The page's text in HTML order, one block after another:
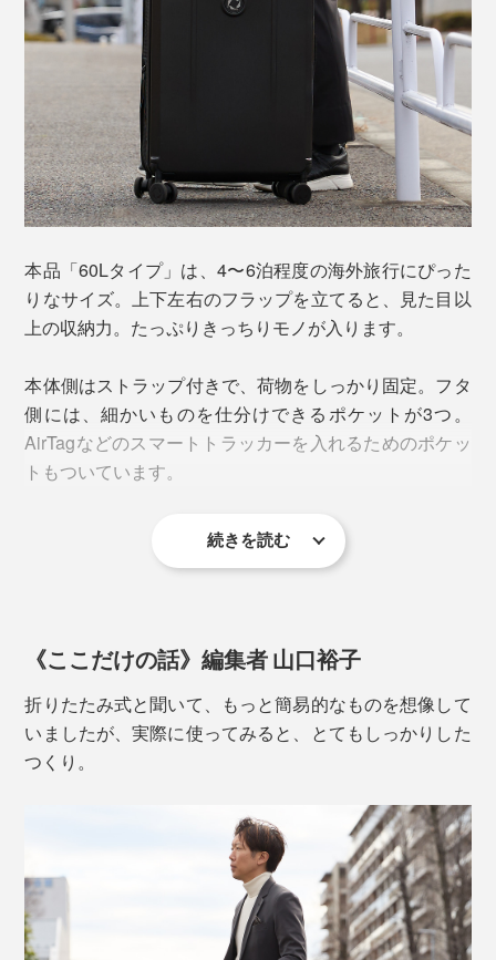
折りたたみ式というと耐久性が気になるところですが、
「foldaway」なら大丈夫。各種品質テストにおいて、ス
ーツケースの基準を遥かに上回る結果が出ています。
※ページ下部「仕様・インフォメーション」参照
内側マチ部分の壁になるフラップは、丈夫で軽いハニカ
ム構造のABS素材。航空業界で広く使用されている素材
外側から見るとナイロン生地ですが、触れると硬い素材
で守られており、荷物をしっかり保護。このフラップの
仕組みは、オランダ特許取得済みです。
マチの生地部分は、撥水加工済みのナイロン製。雨や湿
気、飲み物をこぼしてしまったとしても、水の侵入を防
キャスターは、ひとつにタイヤが2輪付いた「双輪キャ
ハンドルは2段階調整で、それぞれの持ちやすい高さで
運べます。
本品「60Lタイプ」は、4〜6泊程度の海外旅行にぴった
りなサイズ。上下左右のフラップを立てると、見た目以
上の収納力。たっぷりきっちりモノが入ります。
本体側はストラップ付きで、荷物をしっかり固定。フタ
側には、細かいものを仕分けできるポケットが3つ。
AirTagなどのスマートトラッカーを入れるためのポケッ
トもついています。
また、スーツケースの紛失防止対策として、「seek my
senz」システムを搭載。
続きを読む
《ここだけの話》編集者 山口裕子
折りたたみ式と聞いて、もっと簡易的なものを想像して
いましたが、実際に使ってみると、とてもしっかりした
つくり。